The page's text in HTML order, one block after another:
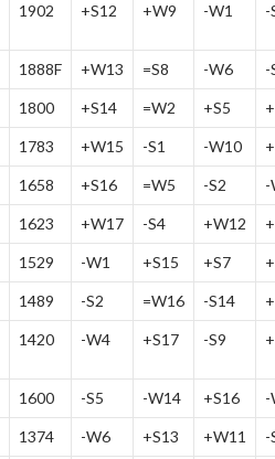
1902 +S12 +W9 -W1 -
1888F +W13 =S8 -W6 -
1800 +S14 =W2 +S5
1783 +W15 -S1 -W10
1658 +S16 =W5 -S2 -
1623 +W17 -S4 +W12
1529 -W1 +S15 +S7
1489 -S2 =W16 -S14
1420 -W4 +S17 -S9
1600 -S5 -W14 +S16 -
1374 -W6 +S13 +W11 -